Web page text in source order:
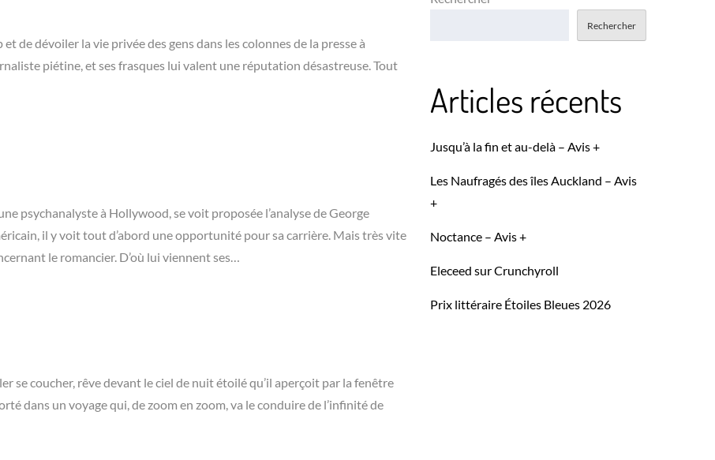
de dévoiler la vie privée des gens dans les colonnes de la presse à
piétine, et ses frasques lui valent une réputation désastreuse. Tout
psychanalyste à Hollywood, se voit proposée l’analyse de George
il y voit tout d’abord une opportunité pour sa carrière. Mais très vite
le romancier. D’où lui viennent ses…
se coucher, rêve devant le ciel de nuit étoilé qu’il aperçoit par la fenêtre
dans un voyage qui, de zoom en zoom, va le conduire de l’infinité de
Rechercher
Articles récents
Jusqu’à la fin et au-delà – Avis +
Les Naufragés des îles Auckland – Avis
+
Noctance – Avis +
Eleceed sur Crunchyroll
Prix littéraire Étoiles Bleues 2026